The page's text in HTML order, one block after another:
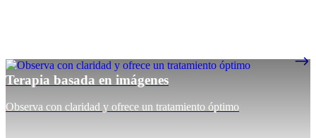
Terapia basada en imágenes
Observa con claridad y ofrece un tratamiento óptimo